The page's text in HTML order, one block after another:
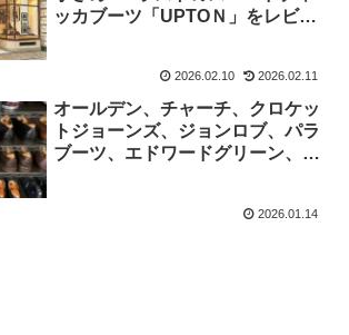
ッカブーツ「UPTOＮ」をレビュ
2026.02.10 2026.02.11
オールデン、チャーチ、クロケッ
トジョーンズ、ジョンロブ、パラ
ブーツ、エドワードグリーン、ジ
2026.01.14